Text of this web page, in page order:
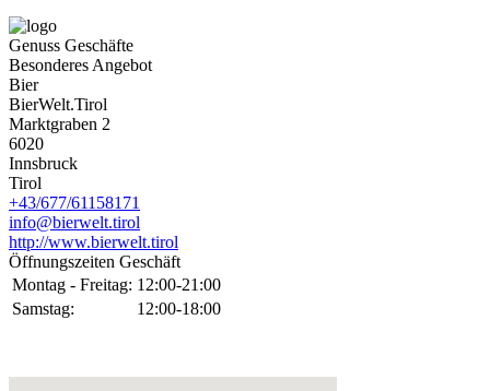
Genuss Geschäfte
Besonderes Angebot
Bier
BierWelt.Tirol
Marktgraben 2
6020
Innsbruck
Tirol
+43/677/61158171
info@bierwelt.tirol
http://www.bierwelt.tirol
Öffnungszeiten Geschäft
Montag - Freitag: 12:00-21:00
Samstag:
12:00-18:00